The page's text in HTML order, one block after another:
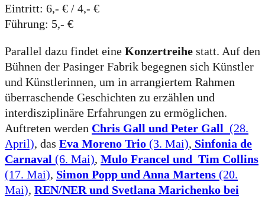
Eintritt: 6,- € / 4,- €
Führung: 5,- €
Parallel dazu findet eine Konzertreihe statt. Auf den
Bühnen der Pasinger Fabrik begegnen sich Künstler
und Künstlerinnen, um in arrangiertem Rahmen
überraschende Geschichten zu erzählen und
interdisziplinäre Erfahrungen zu ermöglichen.
Auftreten werden Chris Gall und Peter Gall (28.
April), das Eva Moreno Trio (3. Mai), Sinfonia de
Carnaval (6. Mai), Mulo Francel und Tim Collins
(17. Mai), Simon Popp und Anna Martens (20.
Mai), REN/NER und Svetlana Marichenko bei